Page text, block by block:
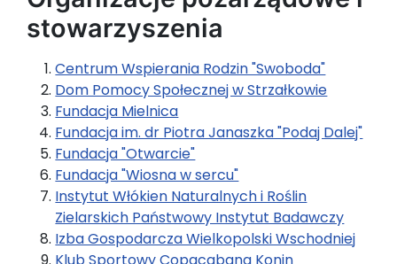
stowarzyszenia
Centrum Wspierania Rodzin "Swoboda"
Dom Pomocy Społecznej w Strzałkowie
Fundacja Mielnica
Fundacja im. dr Piotra Janaszka "Podaj Dalej"
Fundacja "Otwarcie"
Fundacja "Wiosna w sercu"
Instytut Włókien Naturalnych i Roślin
Zielarskich Państwowy Instytut Badawczy
Izba Gospodarcza Wielkopolski Wschodniej